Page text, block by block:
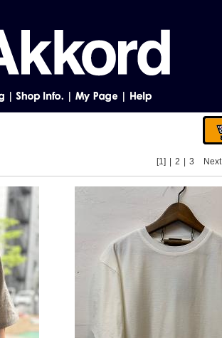
[1] 2 3 Next